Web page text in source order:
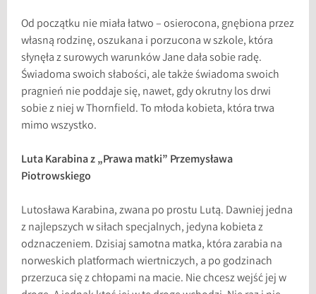
Od początku nie miała łatwo – osierocona, gnębiona przez
własną rodzinę, oszukana i porzucona w szkole, która
słynęła z surowych warunków Jane dała sobie radę.
Świadoma swoich słabości, ale także świadoma swoich
pragnień nie poddaje się, nawet, gdy okrutny los drwi
sobie z niej w Thornfield. To młoda kobieta, która trwa
mimo wszystko.
Luta Karabina z „Prawa matki” Przemysława
Piotrowskiego
Lutosława Karabina, zwana po prostu Lutą. Dawniej jedna
z najlepszych w siłach specjalnych, jedyna kobieta z
odznaczeniem. Dzisiaj samotna matka, która zarabia na
norweskich platformach wiertniczych, a po godzinach
przerzuca się z chłopami na macie. Nie chcesz wejść jej w